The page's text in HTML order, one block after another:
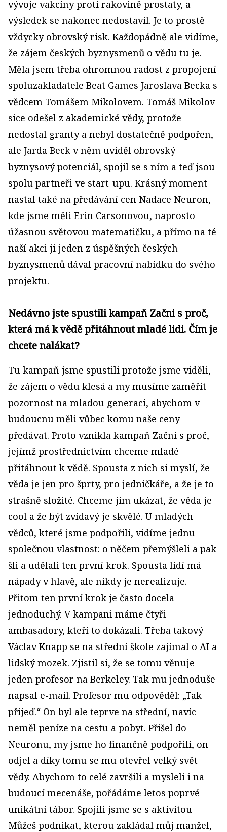
vývoje vakcíny proti rakovině prostaty, a
výsledek se nakonec nedostavil. Je to prostě
vždycky obrovský risk. Každopádně ale vidíme,
že zájem českých byznysmenů o vědu tu je.
Měla jsem třeba ohromnou radost z propojení
spoluzakladatele Beat Games Jaroslava Becka s
vědcem Tomášem Mikolovem. Tomáš Mikolov
sice odešel z akademické vědy, protože
nedostal granty a nebyl dostatečně podpořen,
ale Jarda Beck v něm uviděl obrovský
byznysový potenciál, spojil se s ním a teď jsou
spolu partneři ve start-upu. Krásný moment
nastal také na předávání cen Nadace Neuron,
kde jsme měli Erin Carsonovou, naprosto
úžasnou světovou matematičku, a přímo na té
naší akci ji jeden z úspěšných českých
byznysmenů dával pracovní nabídku do svého
projektu.
Nedávno jste spustili kampaň Začni s proč,
která má k vědě přitáhnout mladé lidi. Čím je
chcete nalákat?
Tu kampaň jsme spustili protože jsme viděli,
že zájem o vědu klesá a my musíme zaměřit
pozornost na mladou generaci, abychom v
budoucnu měli vůbec komu naše ceny
předávat. Proto vznikla kampaň Začni s proč,
jejímž prostřednictvím chceme mladé
přitáhnout k vědě. Spousta z nich si myslí, že
věda je jen pro šprty, pro jedničkáře, a že je to
strašně složité. Chceme jim ukázat, že věda je
cool a že být zvídavý je skvělé. U mladých
vědců, které jsme podpořili, vidíme jednu
společnou vlastnost: o něčem přemýšleli a pak
šli a udělali ten první krok. Spousta lidí má
nápady v hlavě, ale nikdy je nerealizuje.
Přitom ten první krok je často docela
jednoduchý. V kampani máme čtyři
ambasadory, kteří to dokázali. Třeba takový
Václav Knapp se na střední škole zajímal o AI a
lidský mozek. Zjistil si, že se tomu věnuje
jeden profesor na Berkeley. Tak mu jednoduše
napsal e-mail. Profesor mu odpověděl: „Tak
přijeď.“ On byl ale teprve na střední, navíc
neměl peníze na cestu a pobyt. Přišel do
Neuronu, my jsme ho finančně podpořili, on
odjel a díky tomu se mu otevřel velký svět
vědy. Abychom to celé završili a mysleli i na
budoucí mecenáše, pořádáme letos poprvé
unikátní tábor. Spojili jsme se s aktivitou
Můžeš podnikat, kterou zakládal můj manžel,